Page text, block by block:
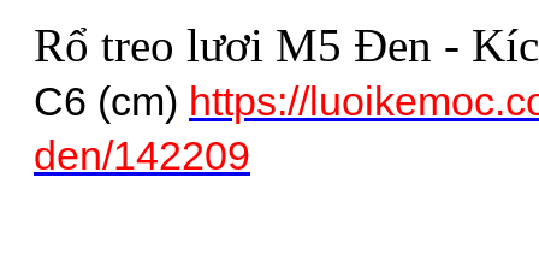
Rổ treo lươi M5 Đen -
C6 (cm) https://
den/142209